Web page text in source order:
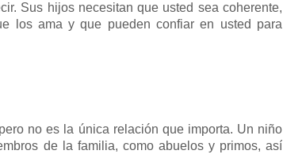
Sus hijos necesitan que usted sea coherente,
los ama y que pueden confiar en usted para
no es la única relación que importa. Un niño
de la familia, como abuelos y primos, así